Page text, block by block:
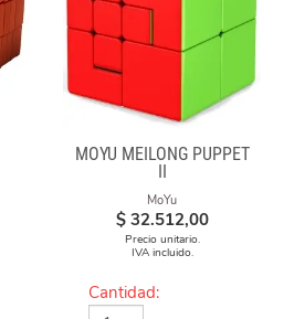
MOYU MEILONG PUPPET
II
MoYu
$ 32.512,00
Precio unitario.
IVA incluido.
Cantidad: